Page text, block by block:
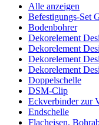
Alle anzeigen
Befestigungs-Set
Bodenbohrer
Dekorelement
Dekorelement
Dekorelement
Dekorelement
Doppelschelle
DSM-Clip
Eckverbinder zur
Endschelle
Flacheisen,